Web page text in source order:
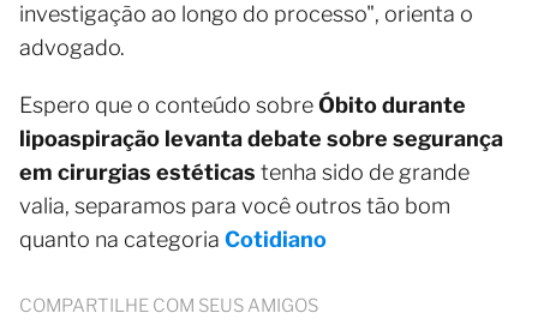
investigação ao longo do processo", orienta o
advogado.
Espero que o conteúdo sobreÓbito durante
lipoaspiração levanta debate sobre segurança
em cirurgias estéticas tenha sido de grande
valia, separamos para você outros tão bom
quanto na categoria Cotidiano
COMPARTILHE COM SEUS AMIGOS